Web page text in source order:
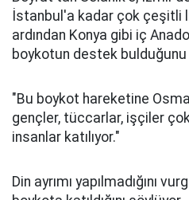
İstanbul'a kadar çok çeşitli
ardından Konya gibi iç
boykotun destek bulduğunu
"Bu boykot hareketine
gençler, tüccarlar, işçiler
insanlar katılıyor."
Din ayrımı yapılmadığını